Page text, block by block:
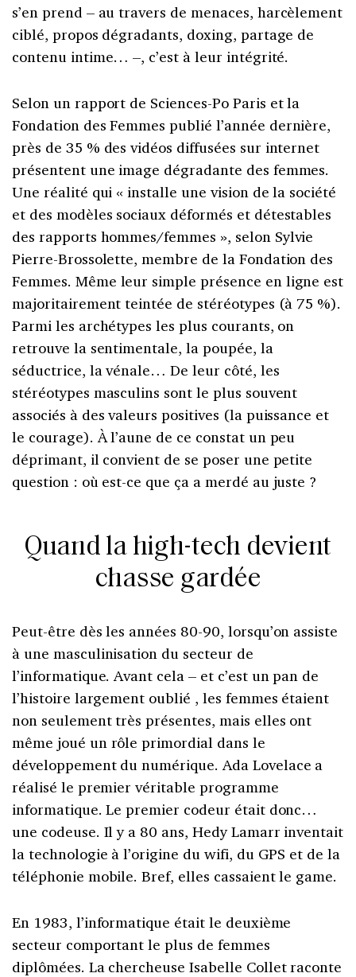
s’en prend – au travers de menaces, harcèlement
ciblé, propos dégradants, doxing, partage de
contenu intime… –, c’est à leur intégrité.
Selon un rapport de Sciences-Po Paris et la
Fondation des Femmes publié l’année dernière,
près de 35 % des vidéos diffusées sur internet
présentent une image dégradante des femmes.
Une réalité qui « installe une vision de la société
et des modèles sociaux déformés et détestables
des rapports hommes/femmes », selon Sylvie
Pierre-Brossolette, membre de la Fondation des
Femmes. Même leur simple présence en ligne est
majoritairement teintée de stéréotypes (à 75 %).
Parmi les archétypes les plus courants, on
retrouve la sentimentale, la poupée, la
séductrice, la vénale… De leur côté, les
stéréotypes masculins sont le plus souvent
associés à des valeurs positives (la puissance et
le courage). À l’aune de ce constat un peu
déprimant, il convient de se poser une petite
question : où est-ce que ça a merdé au juste ?
Quand la high-tech devient
chasse gardée
Peut-être dès les années 80-90, lorsqu’on assiste
à une masculinisation du secteur de
l’informatique. Avant cela – et c’est un pan de
l’histoire largement oublié , les femmes étaient
non seulement très présentes, mais elles ont
même joué un rôle primordial dans le
développement du numérique. Ada Lovelace a
réalisé le premier véritable programme
informatique. Le premier codeur était donc…
une codeuse. Il y a 80 ans, Hedy Lamarr inventait
la technologie à l’origine du wifi, du GPS et de la
téléphonie mobile. Bref, elles cassaient le game.
En 1983, l’informatique était le deuxième
secteur comportant le plus de femmes
diplômées. La chercheuse Isabelle Collet raconte